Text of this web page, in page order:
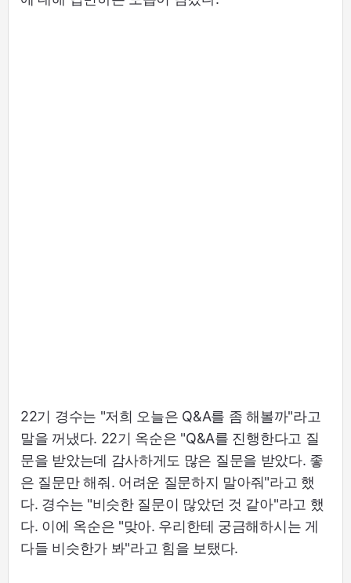
22기 경수는 "저희 오늘은 Q&A를 좀 해볼까"라고
말을 꺼냈다. 22기 옥순은 "Q&A를 진행한다고 질
문을 받았는데 감사하게도 많은 질문을 받았다. 좋
은 질문만 해줘. 어려운 질문하지 말아줘"라고 했
다. 경수는 "비슷한 질문이 많았던 것 같아"라고 했
다. 이에 옥순은 "맞아. 우리한테 궁금해하시는 게
다들 비슷한가 봐"라고 힘을 보탰다.